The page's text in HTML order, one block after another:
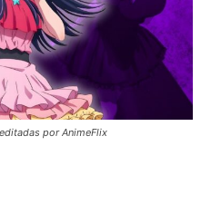
por AnimeFlix